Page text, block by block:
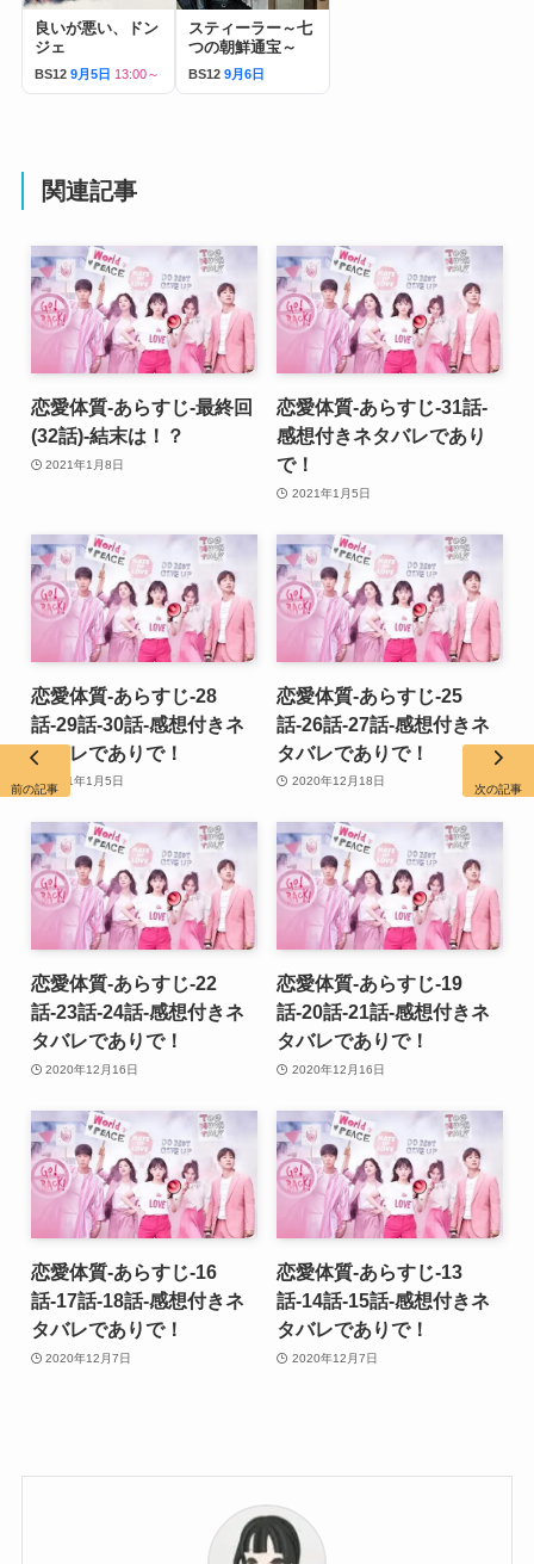
良いが悪い、ドン
ジェ
BS12 9月5日 13:00～
スティーラー～七
つの朝鮮通宝～
BS12 9月6日
関連記事
恋愛体質-あらすじ-最終回
(32話)-結末は！？
2021年1月8日
恋愛体質-あらすじ-31話-
感想付きネタバレであり
で！
2021年1月5日
恋愛体質-あらすじ-28
話-29話-30話-感想付きネ
タバレでありで！
2021年1月5日
恋愛体質-あらすじ-25
話-26話-27話-感想付きネ
タバレでありで！
2020年12月18日
恋愛体質-あらすじ-22
話-23話-24話-感想付きネ
タバレでありで！
2020年12月16日
恋愛体質-あらすじ-19
話-20話-21話-感想付きネ
タバレでありで！
2020年12月16日
恋愛体質-あらすじ-16
話-17話-18話-感想付きネ
タバレでありで！
2020年12月7日
恋愛体質-あらすじ-13
話-14話-15話-感想付きネ
タバレでありで！
2020年12月7日
前の記事 次の記事